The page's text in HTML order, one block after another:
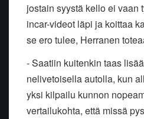
jostain syystä kello ei vaan
incar-videot läpi ja koittaa
se ero tulee, Herranen
- Saatiin kuitenkin taas
nelivetoisella autolla, kun
yksi kilpailu kunnon
vertailukohta, että missä